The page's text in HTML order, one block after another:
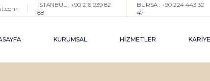
İSTANBUL : +90 216 939 82
88
BURSA : +90 224 443 30
47
KURUMSAL HİZMETLEREKIBIMIZ